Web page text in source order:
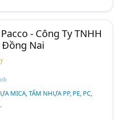
- Công Ty TNHH
Đồng Nai
MICA, TẤM NHỰA PP, PE, PC,